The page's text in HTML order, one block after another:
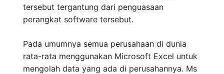
tersebut tergantung dari penguasaan
perangkat software tersebut.
Pada umumnya semua perusahaan di dunia
rata-rata menggunakan Microsoft Excel untuk
mengolah data yang ada di perusahannya. Ms